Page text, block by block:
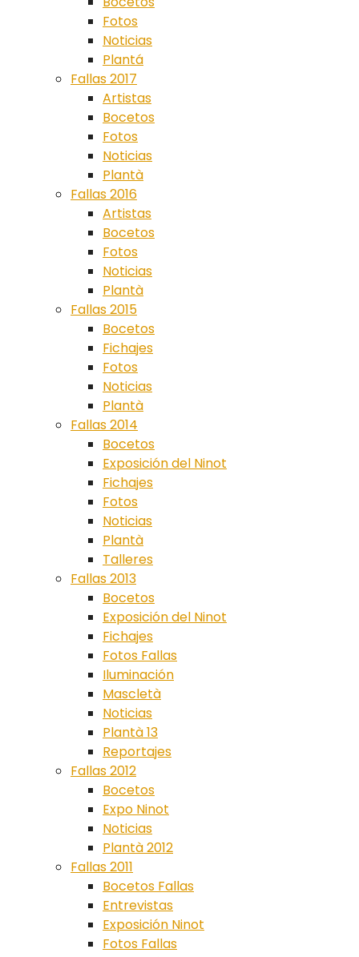
Fotos
Noticias
Plantá
Fallas 2017
Artistas
Bocetos
Fotos
Noticias
Plantà
Fallas 2016
Artistas
Bocetos
Fotos
Noticias
Plantà
Fallas 2015
Bocetos
Fichajes
Fotos
Noticias
Plantà
Fallas 2014
Bocetos
Exposición del Ninot
Fichajes
Fotos
Noticias
Plantà
Talleres
Fallas 2013
Bocetos
Exposición del Ninot
Fichajes
Fotos Fallas
Iluminación
Mascletà
Noticias
Plantà 13
Reportajes
Fallas 2012
Bocetos
Expo Ninot
Noticias
Plantà 2012
Fallas 2011
Bocetos Fallas
Entrevistas
Exposición Ninot
Fotos Fallas